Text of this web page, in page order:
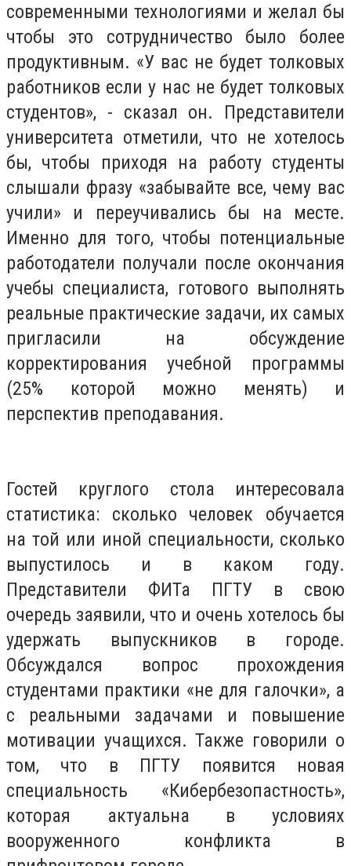
современными технологиями и желал бы
чтобы это сотрудничество было более
продуктивным. «У вас не будет толковых
работников если у нас не будет толковых
студентов», - сказал он. Представители
университета отметили, что не хотелось
бы, чтобы приходя на работу студенты
слышали фразу «забывайте все, чему вас
учили» и переучивались бы на месте.
Именно для того, чтобы потенциальные
работодатели получали после окончания
учебы специалиста, готового выполнять
реальные практические задачи, их самых
пригласили на обсуждение
корректирования учебной программы
(25% которой можно менять) и
перспектив преподавания.
Гостей круглого стола интересовала
статистика: сколько человек обучается
на той или иной специальности, сколько
выпустилось и в каком году.
Представители ФИТа ПГТУ в свою
очередь заявили, что и очень хотелось бы
удержать выпускников в городе.
Обсуждался вопрос прохождения
студентами практики «не для галочки», а
с реальными задачами и повышение
мотивации учащихся. Также говорили о
том, что в ПГТУ появится новая
специальность «Кибербезопастность»,
которая актуальна в условиях
вооруженного конфликта в